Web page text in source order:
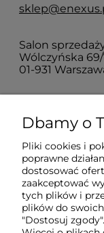
Salon
Wólczyńska
01-931
O nas
Informacje
Dbamy o
Pliki cookies i
poprawne
dostosować
zaakceptować
tych plików i
plików do
"Dostosuj zgody".